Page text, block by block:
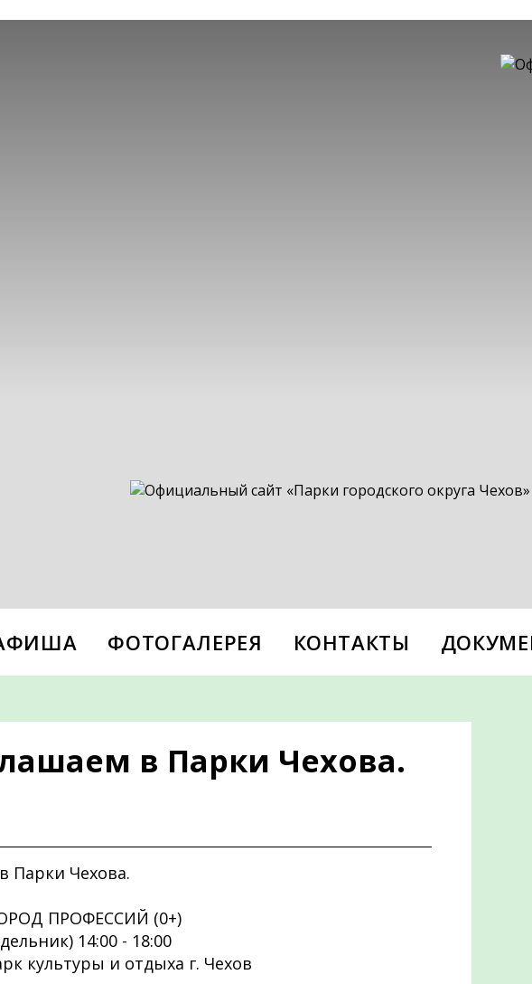
ФОТОГАЛЕРЕЯ КОНТАКТЫ
в Парки Чехова.
Парки Чехова.
ПРОФЕССИЙ (0+)
14:00 - 18:00
культуры и отдыха г. Чехов